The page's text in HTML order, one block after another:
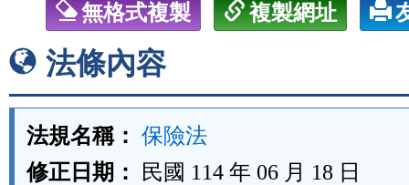
無格式複製 複製網址
法條內容
法規名稱： 保險法
修正日期：
民國 114 年 06 月 18 日